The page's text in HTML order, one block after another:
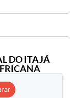
DO ITAJÁ